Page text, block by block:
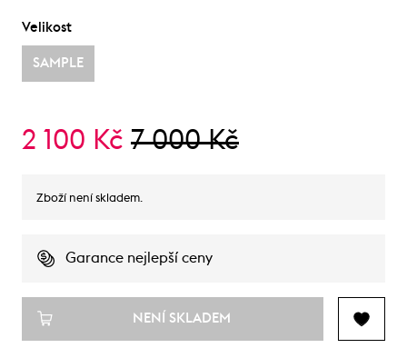
Velikost
SAMPLE
2 100 Kč 7 000 Kč
Zboží není skladem.
Garance nejlepší ceny
NENÍ SKLADEM